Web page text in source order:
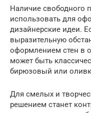
Наличие свободного
использовать для
дизайнерские идеи.
выразительную
оформлением стен в
может быть
бирюзовый или
Для смелых и
решением станет